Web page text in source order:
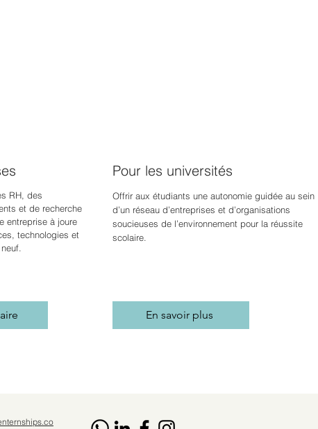
Pour les universités
RH, des
et de recherche
entreprise à joure
technologies et
Offrir aux étudiants une autonomie guidée au sein
d’un réseau d’entreprises et d’organisations
soucieuses de l’environnement pour la réussite
scolaire.
En savoir plus